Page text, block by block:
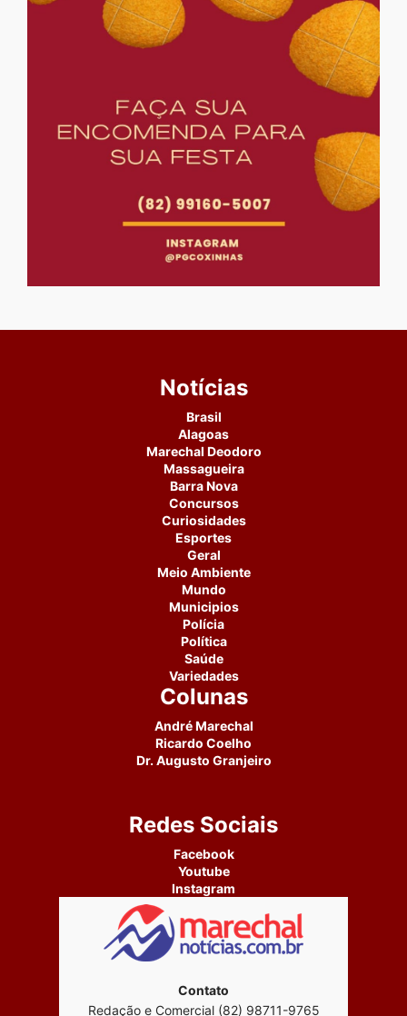
Notícias
Brasil
Alagoas
Marechal Deodoro
Massagueira
Barra Nova
Concursos
Curiosidades
Esportes
Geral
Meio Ambiente
Mundo
Municipios
Polícia
Política
Saúde
Variedades
Colunas
André Marechal
Ricardo Coelho
Dr. Augusto Granjeiro
Redes Sociais
Facebook
Youtube
Instagram
Contato
Redação e Comercial (82) 98711-9765